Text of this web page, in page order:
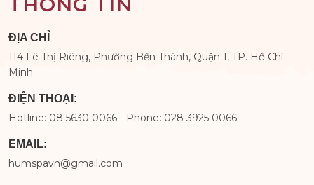
ĐỊA CHỈ
114 Lê Thị Riêng, Phường Bến Thành, Quận 1, TP. Hồ Chí
Minh
ĐIỆN THOẠI:
Hotline: 08 5630 0066 - Phone: 028 3925 0066
EMAIL:
humspavn@gmail.com